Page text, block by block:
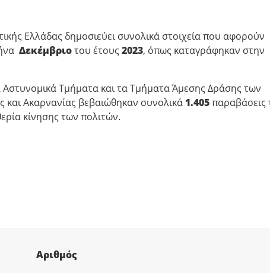
Ελλάδας δημοσιεύει συνολικά στοιχεία που αφορούν
Δεκέμβριοτου έτους 2023, όπως καταγράφηκαν στην
Αστυνομικά Τμήματα και τα Τμήματα Άμεσης Δράσης των
και Ακαρνανίας βεβαιώθηκαν συνολικά1.405παραβάσεις
κίνησης των πολιτών.
Αριθμός